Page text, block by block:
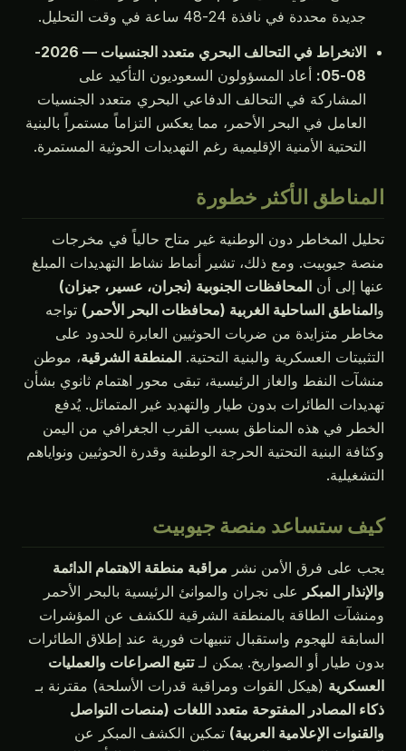
جديدة محددة في نافذة 24-48 ساعة في وقت التحليل.
الانخراط في التحالف البحري متعدد الجنسيات — 2026-
08-05:
أعاد المسؤولون السعوديون التأكيد على
المشاركة في التحالف الدفاعي البحري متعدد الجنسيات
العامل في البحر الأحمر، مما يعكس التزاماً مستمراً بالبنية
التحتية الأمنية الإقليمية رغم التهديدات الحوثية المستمرة.
المناطق الأكثر خطورة
تحليل المخاطر دون الوطنية غير متاح حالياً في مخرجات
منصة جيوبيت. ومع ذلك، تشير أنماط نشاط التهديدات المبلغ
عنها إلى أن المحافظات الجنوبية (نجران، عسير، جيزان)
والمناطق الساحلية الغربية (محافظات البحر الأحمر) تواجه
مخاطر متزايدة من ضربات الحوثيين العابرة للحدود على
التثبيتات العسكرية والبنية التحتية. المنطقة الشرقية، موطن
منشآت النفط والغاز الرئيسية، تبقى محور اهتمام ثانوي بشأن
تهديدات الطائرات بدون طيار والتهديد غير المتماثل. يُدفع
الخطر في هذه المناطق بسبب القرب الجغرافي من اليمن
وكثافة البنية التحتية الحرجة الوطنية وقدرة الحوثيين ونواياهم
التشغيلية.
كيف ستساعد منصة جيوبيت
يجب على فرق الأمن نشر مراقبة منطقة الاهتمام الدائمة
والإنذار المبكر على نجران والموانئ الرئيسية بالبحر الأحمر
ومنشآت الطاقة بالمنطقة الشرقية للكشف عن المؤشرات
السابقة للهجوم واستقبال تنبيهات فورية عند إطلاق الطائرات
بدون طيار أو الصواريخ. يمكن لـتتبع الصراعات والعمليات
العسكرية (هيكل القوات ومراقبة قدرات الأسلحة) مقترنة بـ
ذكاء المصادر المفتوحة متعدد اللغات (منصات التواصل
والقنوات الإعلامية العربية) تمكين الكشف المبكر عن